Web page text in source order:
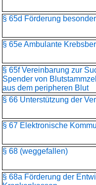
§ 65d Förderung
§ 65e Ambulante
§ 65f Vereinbarung zur
Spender von
aus dem peripheren Blut
§ 66 Unterstützung der
§ 67 Elektronische
§ 68 (weggefallen)
§ 68a Förderung der